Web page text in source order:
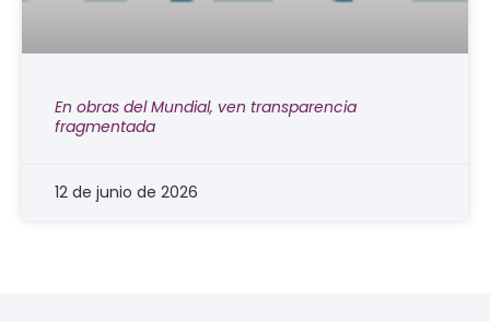
En obras del Mundial, ven transparencia
fragmentada
12 de junio de 2026